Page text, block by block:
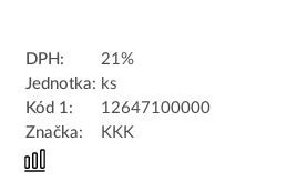
DPH:
21%
Jednotka: ks
Kód 1:
12647100000
Značka:
KKK